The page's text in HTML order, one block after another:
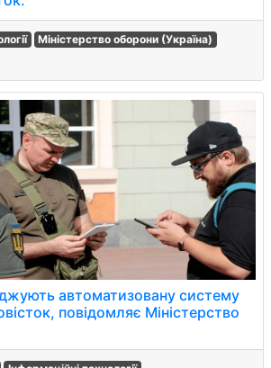
Міністерство оборони (Україна)
автоматизовану систему
повідомляє Міністерство